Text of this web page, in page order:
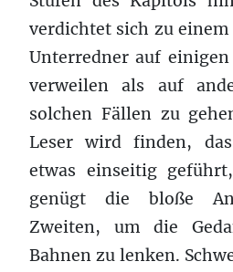
verdichtet sich zu
Unterredner auf
verweilen als auf
solchen Fällen zu
Leser wird finden, das
etwas einseitig
genügt die bloße
Zweiten, um die
Bahnen zu lenken.